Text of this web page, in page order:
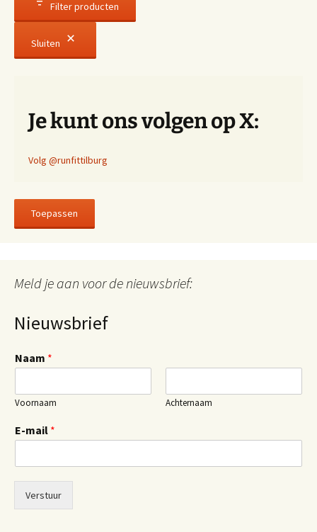
Filter producten
Sluiten
Je kunt ons volgen op X:
Volg @runfittilburg
Toepassen
Meld je aan voor de nieuwsbrief:
Nieuwsbrief
Naam *
Voornaam Achternaam
E-mail *
Verstuur